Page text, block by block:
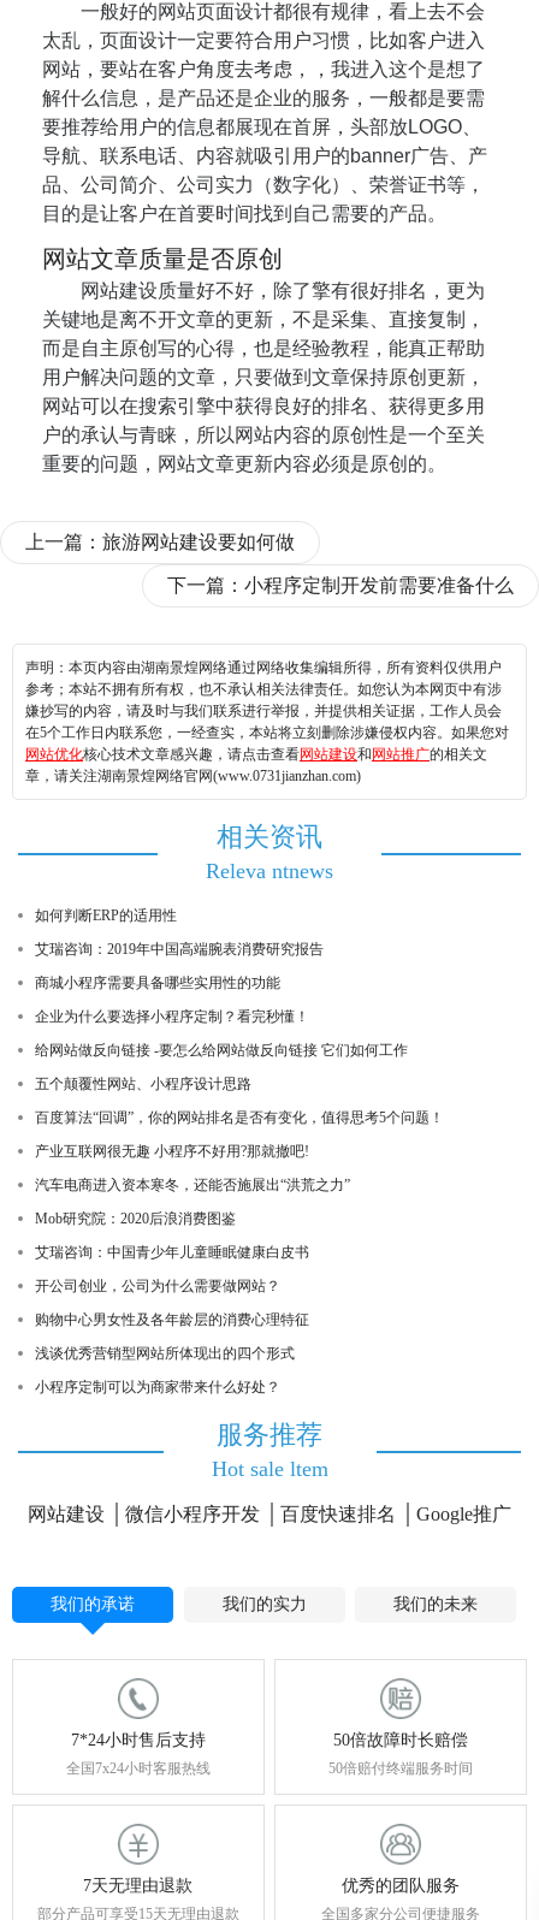
一般好的网站页面设计都很有规律，看上去不会
太乱，页面设计一定要符合用户习惯，比如客户进入
网站，要站在客户角度去考虑，，我进入这个是想了
解什么信息，是产品还是企业的服务，一般都是要需
要推荐给用户的信息都展现在首屏，头部放LOGO、
导航、联系电话、内容就吸引用户的banner广告、产
品、公司简介、公司实力（数字化）、荣誉证书等，
目的是让客户在首要时间找到自己需要的产品。
网站文章质量是否原创
网站建设质量好不好，除了擎有很好排名，更为
关键地是离不开文章的更新，不是采集、直接复制，
而是自主原创写的心得，也是经验教程，能真正帮助
用户解决问题的文章，只要做到文章保持原创更新，
网站可以在搜索引擎中获得良好的排名、获得更多用
户的承认与青睐，所以网站内容的原创性是一个至关
重要的问题，网站文章更新内容必须是原创的。
上一篇： 旅游网站建设要如何做
下一篇： 小程序定制开发前需要准备什么
声明：本页内容由湖南景煌网络通过网络收集编辑所得，所有资料仅供用户
参考；本站不拥有所有权，也不承认相关法律责任。如您认为本网页中有涉
嫌抄写的内容，请及时与我们联系进行举报，并提供相关证据，工作人员会
在5个工作日内联系您，一经查实，本站将立刻删除涉嫌侵权内容。如果您对
网站优化核心技术文章感兴趣，请点击查看网站建设和 网站推广的相关文
章，请关注湖南景煌网络官网(www.0731jianzhan.com)
相关资讯
Releva ntnews
如何判断ERP的适用性
艾瑞咨询：2019年中国高端腕表消费研究报告
商城小程序需要具备哪些实用性的功能
企业为什么要选择小程序定制？看完秒懂！
给网站做反向链接 -要怎么给网站做反向链接 它们如何工作
五个颠覆性网站、小程序设计思路
百度算法“回调”，你的网站排名是否有变化，值得思考5个问题！
产业互联网很无趣 小程序不好用?那就撤吧!
汽车电商进入资本寒冬，还能否施展出“洪荒之力”
Mob研究院：2020后浪消费图鉴
艾瑞咨询：中国青少年儿童睡眠健康白皮书
开公司创业，公司为什么需要做网站？
购物中心男女性及各年龄层的消费心理特征
浅谈优秀营销型网站所体现出的四个形式
小程序定制可以为商家带来什么好处？
服务推荐
Hot sale ltem
网站建设 微信小程序开发 百度快速排名 Google推广
我们的承诺 我们的实力 我们的未来
7*24小时售后支持
全国7x24小时客服热线
50倍故障时长赔偿
50倍赔付终端服务时间
7天无理由退款
部分产品可享受15天无理由退款
优秀的团队服务
全国多家分公司便捷服务